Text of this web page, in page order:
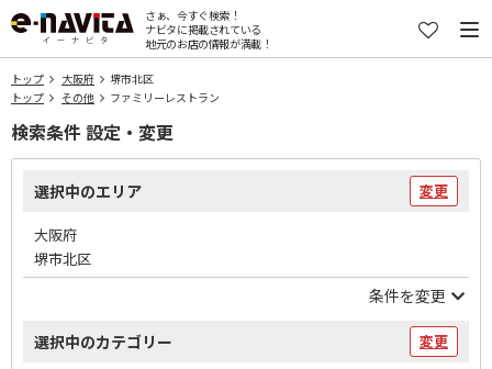
さぁ、今すぐ検索！
ナビタに掲載されている
地元のお店の情報が満載！
トップ 大阪府
堺市北区
トップ
その他 ファミリーレストラン
検索条件 設定・変更
選択中のエリア 変更
大阪府
堺市北区
条件を変更
選択中のカテゴリー 変更